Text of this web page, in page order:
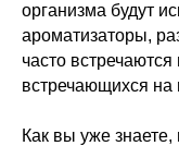
организма будут
ароматизаторы,
часто
встречающихся на
Как вы уже